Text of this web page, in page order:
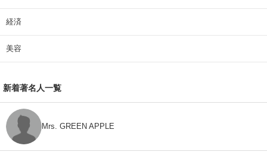
経済
美容
新着著名人一覧
Mrs. GREEN APPLE